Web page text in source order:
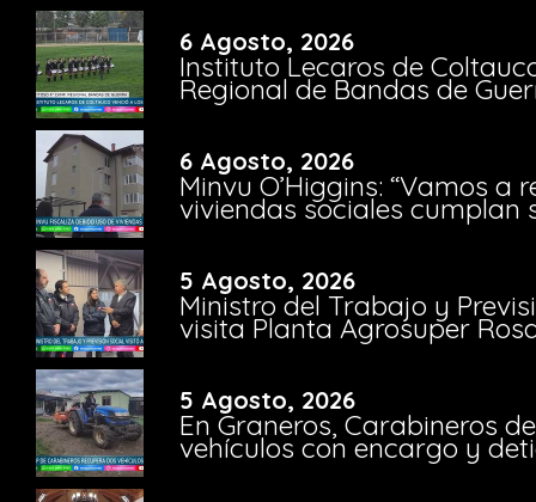
6 Agosto, 2026
Instituto Lecaros de
Regional de Bandas de
6 Agosto, 2026
Minvu O’Higgins: “Vamos a
viviendas sociales cumplan
5 Agosto, 2026
Ministro del Trabajo y
visita Planta Agrosuper
5 Agosto, 2026
En Graneros, Carabineros
vehículos con encargo y